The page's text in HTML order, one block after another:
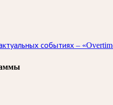
событиях –